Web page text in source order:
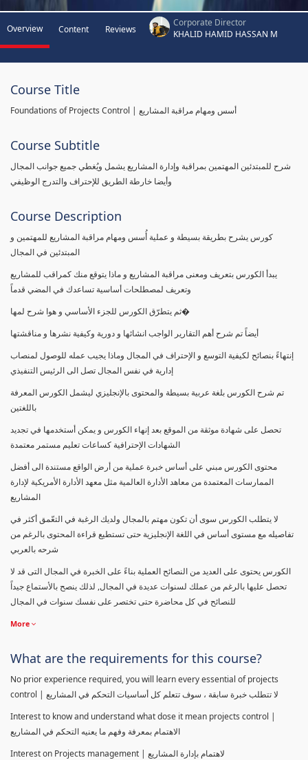
Overview Content Reviews
Corporate Director
KHALID HAMID HASSAN M
Course Title
Foundations of Projects Control | أسس ومهام مراقبة المشاريع
Course Subtitle
شرح للمبتدئين المهتمين بمراقبة وإدارة المشاريع يشمل ويُغطي جميع جوانب المجال
وأيضا خارطة الطريق للإحتراف والتدرج الوظيفي
Course Description
كورس يشرح بطريقة بسيطة و عملية أُسس ومهام مراقبة المشاريع للمهتمين و
المبتدئين في المجال
يبدأ الكورس بتعريف ومعنى مراقبة المشاريع و ماذا يتوقع منك كمراقب للمشاريع
وتعريف لمصطلحات أساسية تساعدك في المضي قدماً
ثم يتطرّق الكورس للجزء الأساسي و هوا شرح لمها�
أيضاً تم شرح أهم التقارير الواجب انشائها و دورية وكيفية نشرها و مناقشتها
إنتهاءً بنصائح لكيفية التوسع و الإحتراف في المجال وماذا يجيب عمله للوصول لمنصاب
إدارية في نفس المجال تصل الى الرئيس التنفيذي
تم شرح الكورس بلغة عربية بسيطة والمحتوى بالإنجليزي ليشمل الكورس المعرفة
باللغتين
تحصل على شهادة موثقة من الموقع بعد إنهاء الكورس و يمكن أستخدمها في تجديد
الشهادات الإحترافية كساعات تعليم مستمر معتمدة
محتوى الكورس مبني على أساس خبرة عملية من أرض الواقع مستندة الى أفضل
الممارسات المعتمدة من معاهد الأدارة العالمية مثل معهد الأدارة الأمريكية لإدارة
المشاريع
لا يتطلب الكورس سوى أن تكون مهتم بالمجال ولديك الرغبة في التعّمق أكثر في
تفاصيله مع مستوى أساس في اللغة الإنجليزية حتى تستطيع قراءة المحتوى بالرغم من
شرحه بالعربي
الكورس يحتوى على العديد من النصائح العملية بناءً على الخبرة في المجال التى قد لا
تحصل عليها بالرغم من عملك لسنوات عديدة في المجال, لذلك ينصح بالأستماع جيداً
للنصائح في كل محاضرة حتى تختصر على نفسك سنوات في المجال
More
What are the requirements for this course?
No prior experience required, you will learn every essential of projects
control | لا تتطلب خبرة سابقة ، سوف تتعلم كل أساسيات التحكم في المشاريع
Interest to know and understand what dose it mean projects control |
الاهتمام بمعرفة وفهم ما يعنيه التحكم في المشاريع
Interest on Projects management | لاهتمام بإدارة المشاريع